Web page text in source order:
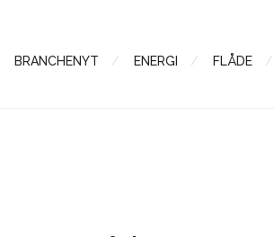
BRANCHENYT ENERGI FLÅDE